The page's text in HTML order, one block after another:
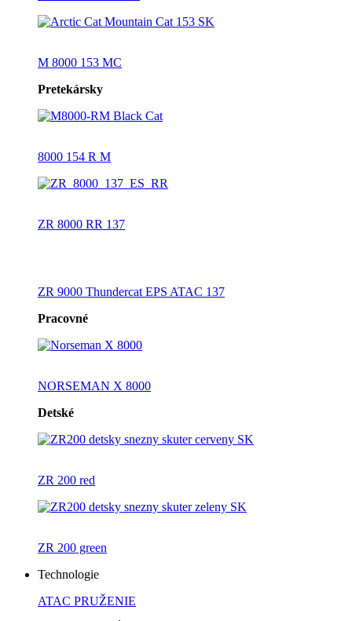
M 8000 153 MC
Pretekársky
8000 154 R M
ZR 8000 RR 137
ZR 9000 Thundercat EPS ATAC 137
Pracovné
NORSEMAN X 8000
Detské
ZR 200 red
ZR 200 green
Technologie
ATAC PRUŽENIE